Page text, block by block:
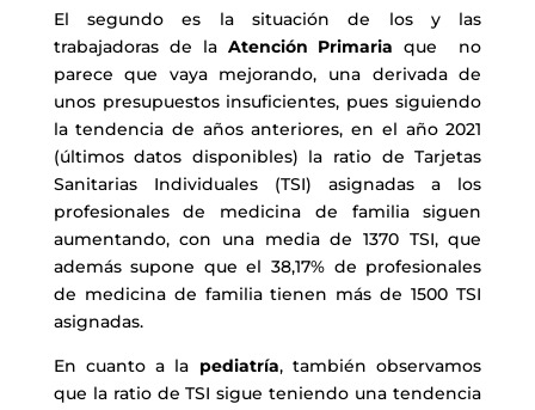
El segundo es la situación de los y las
trabajadoras de laAtención Primariaque no
parece que vaya mejorando, una derivada de
unos presupuestos insuficientes, pues siguiendo
la tendencia de años anteriores, en el año 2021
(últimos datos disponibles) la ratio de Tarjetas
Sanitarias Individuales (TSI) asignadas a los
profesionales de medicina de familia siguen
aumentando, con una media de 1370 TSI, que
además supone que el 38,17% de profesionales
de medicina de familia tienen más de 1500 TSI
asignadas.
En cuanto a la pediatría, también observamos
que la ratio de TSI sigue teniendo una tendencia